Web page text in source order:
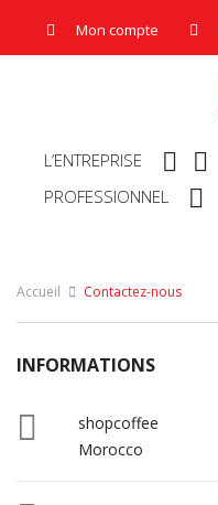
Mon compte
 
L’ENTREPRISE

PROFESSIONNEL
Accueil Contactez-nous
INFORMATIONS

shopcoffee
Morocco